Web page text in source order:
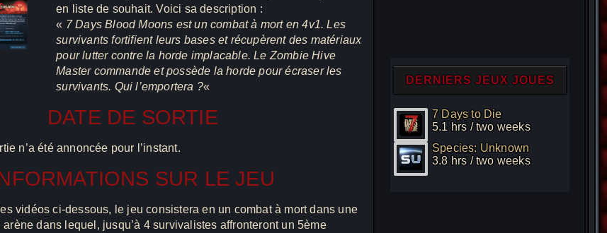
en liste de souhait. Voici sa description :
« 7 Days Blood Moons est un combat à mort en 4v1. Les
survivants fortifient leurs bases et récupèrent des matériaux
pour lutter contre la horde implacable. Le Zombie Hive
Master commande et possède la horde pour écraser les
survivants. Qui l’emportera ?«
DATE DE SORTIE
n’a été annoncée pour l’instant.
SUR LE JEU
vidéos ci-dessous, le jeu consistera en un combat à mort dans une
arène dans lequel, jusqu’à 4 survivalistes affronteront un 5ème
DERNIERS JEUX JOUES
7 Days to Die
5.1 hrs / two weeks
Species: Unknown
3.8 hrs / two weeks